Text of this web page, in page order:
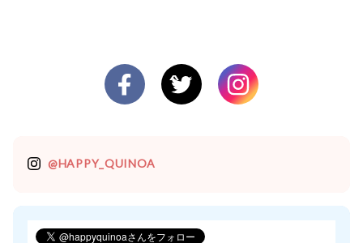
@HAPPY_QUINOA